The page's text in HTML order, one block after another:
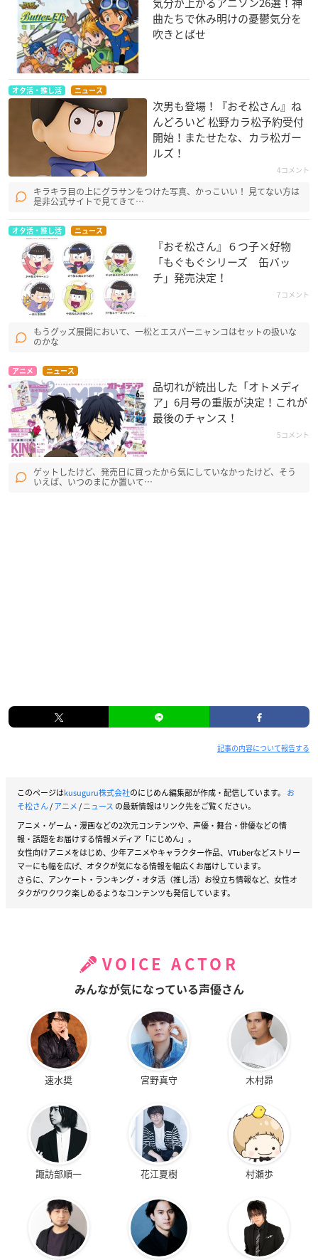
曲たちで休み明けの憂鬱気分を
吹きとばせ
オタ活・推し活 ニュース
次男も登場！『おそ松さん』ね
んどろいど 松野カラ松予約受付
開始！またせたな、カラ松ガー
ルズ！
4コメント
キラキラ目の上にグラサンをつけた写真、かっこいい！ 見てない方は
是非公式サイトで見てきて…
オタ活・推し活 ニュース
『おそ松さん』６つ子×好物
「もぐもぐシリーズ 缶バッ
チ」発売決定！
7コメント
もうグッズ展開において、一松とエスパーニャンコはセットの扱いな
のかな
アニメ ニュース
品切れが続出した「オトメディ
ア」6月号の重版が決定！これが
最後のチャンス！
5コメント
ゲットしたけど、発売日に買ったから気にしていなかったけど、そう
いえば、いつのまにか置いて…
記事の内容について報告する
このページはkusuguru株式会社のにじめん編集部が作成・配信しています。 お
そ松さん/アニメ/ニュース の最新情報はリンク先をご覧ください。
アニメ・ゲーム・漫画などの2次元コンテンツや、声優・舞台・俳優などの情
報・話題をお届けする情報メディア「にじめん」。
女性向けアニメをはじめ、少年アニメやキャラクター作品、VTuberなどストリー
マーにも幅を広げ、オタクが気になる情報を幅広くお届けしています。
さらに、アンケート・ランキング・オタ活（推し活）お役立ち情報など、女性オ
タクがワクワク楽しめるようなコンテンツも発信しています。
VOICE ACTOR
みんなが気になっている声優さん
速水奨 宮野真守 木村昴
諏訪部順一 花江夏樹 村瀬歩